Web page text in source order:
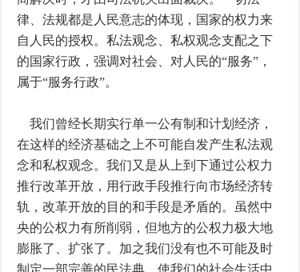
律、法规都是人民意志的体现，国家的权力来
自人民的授权。私法观念、私权观念支配之下
的国家行政，强调对社会、对人民的“服务”，
属于“服务行政”。
我们曾经长期实行单一公有制和计划经济，
在这样的经济基础之上不可能自发产生私法观
念和私权观念。我们又是从上到下通过公权力
推行改革开放，用行政手段推行向市场经济转
轨，改革开放的目的和手段是矛盾的。虽然中
央的公权力有所削弱，但地方的公权力极大地
膨胀了、扩张了。加之我们没有也不可能及时
制定一部完善的民法典，使我们的社会生活中